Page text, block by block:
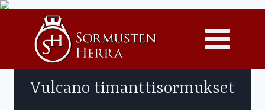
sisältöön
Vulcano timanttisormukset